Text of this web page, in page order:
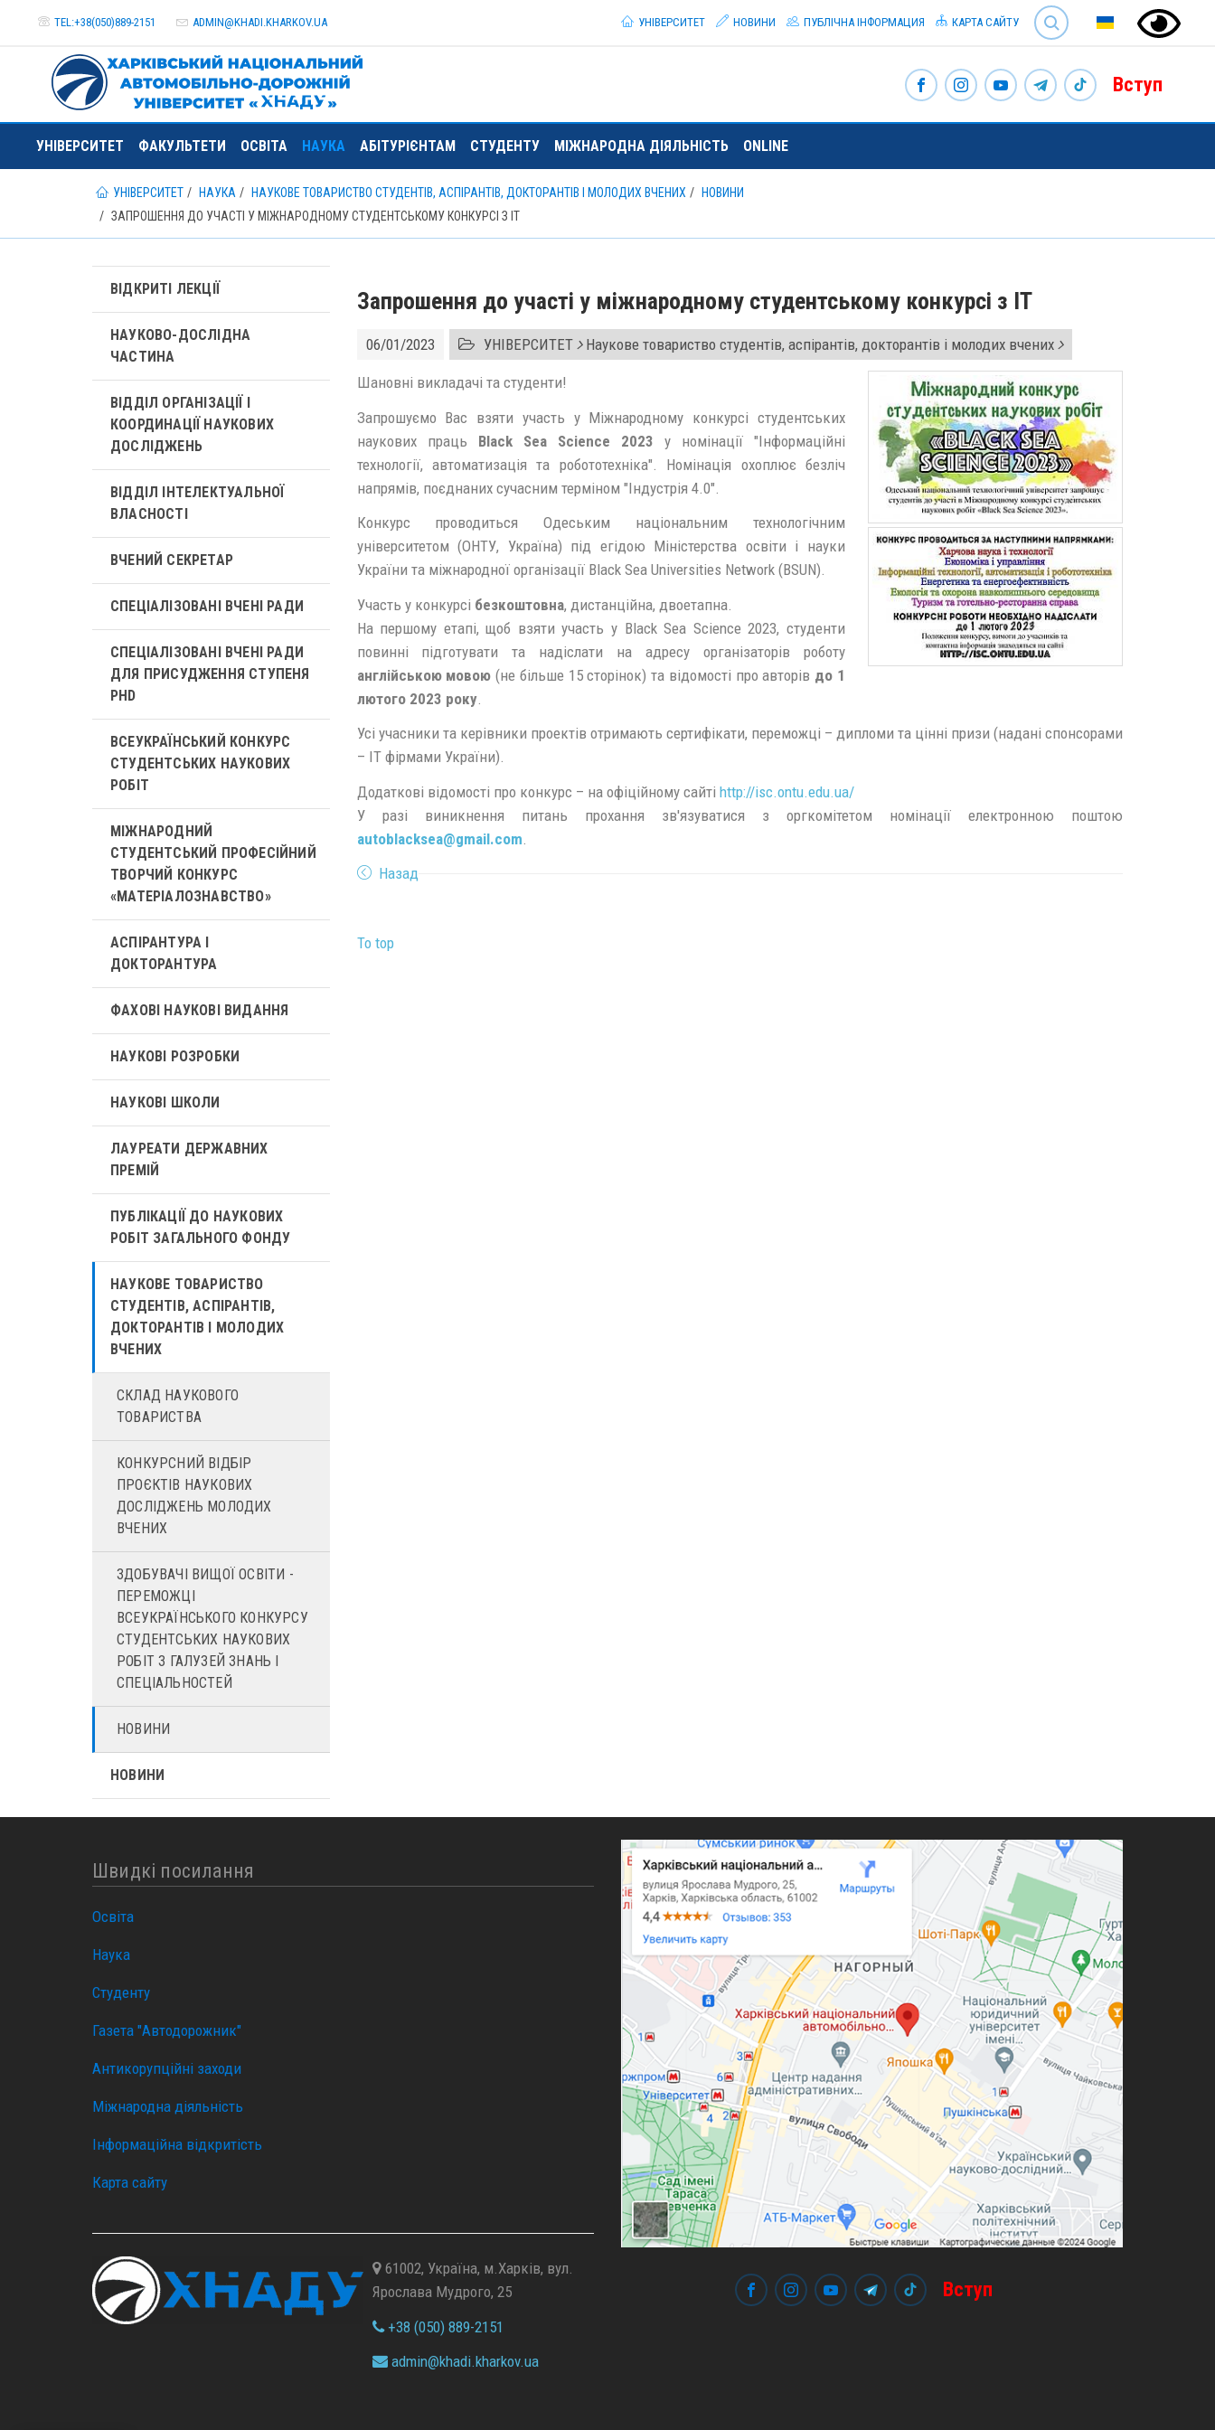
TEL:+38(050)889-2151 ADMIN@KHADI.KHARKOV.UA
SEARCH
УНІВЕРСИТЕТ
НОВИНИ ПУБЛІЧНА ІНФОРМАЦИЯ КАРТА САЙТУ
Вступ
УНІВЕРСИТЕТ ФАКУЛЬТЕТИ ОСВІТА НАУКА АБІТУРІЄНТАМ СТУДЕНТУ МІЖНАРОДНА ДІЯЛЬНІСТЬ ONLINE
УНІВЕРСИТЕТ НАУКА НАУКОВЕ ТОВАРИСТВО СТУДЕНТІВ, АСПІРАНТІВ, ДОКТОРАНТІВ І МОЛОДИХ ВЧЕНИХ
НОВИНИ
ЗАПРОШЕННЯ ДО УЧАСТІ У МІЖНАРОДНОМУ СТУДЕНТСЬКОМУ КОНКУРСІ З IT
Запрошення до участі у міжнародному студентському конкурсі з IT
06/01/2023 УНІВЕРСИТЕТ Наукове товариство студентів, аспірантів, докторантів і молодих вчених
Шановні викладачі та студенти!
Запрошуємо Вас взяти участь у Міжнародному конкурсі студентських
наукових праць Black Sea Science 2023 у номінації "Інформаційні
технології, автоматизація та робототехніка". Номінація охоплює безліч
напрямів, поєднаних сучасним терміном "Індустрія 4.0".
Конкурс проводиться Одеським національним технологічним
університетом (ОНТУ, Україна) під егідою Міністерства освіти і науки
України та міжнародної організації Black Sea Universities Network (ВSUN).
Участь у конкурсі безкоштовна, дистанційна, двоетапна.
На першому етапі, щоб взяти участь у Black Sea Science 2023, студенти
повинні підготувати та надіслати на адресу організаторів роботу
англійською мовою (не більше 15 сторінок) та відомості про авторів до 1
лютого 2023 року.
Усі учасники та керівники проектів отримають сертифікати, переможці – дипломи та цінні призи (надані спонсорами
– IT фірмами України).
Додаткові відомості про конкурс – на офіційному сайті http://isc.ontu.edu.ua/
У разі виникнення питань прохання зв'язуватися з оргкомітетом номінації електронною поштою
autoblacksea@gmail.com
Назад
To top
ВІДКРИТІ ЛЕКЦІЇ
НАУКОВО-ДОСЛІДНА
ЧАСТИНА
ВІДДІЛ ОРГАНІЗАЦІЇ І
КООРДИНАЦІЇ НАУКОВИХ
ДОСЛІДЖЕНЬ
ВІДДІЛ ІНТЕЛЕКТУАЛЬНОЇ
ВЛАСНОСТІ
ВЧЕНИЙ СЕКРЕТАР
СПЕЦІАЛІЗОВАНІ ВЧЕНІ РАДИ
СПЕЦІАЛІЗОВАНІ ВЧЕНІ РАДИ
ДЛЯ ПРИСУДЖЕННЯ СТУПЕНЯ
PHD
ВСЕУКРАЇНСЬКИЙ КОНКУРС
СТУДЕНТСЬКИХ НАУКОВИХ
РОБІТ
МІЖНАРОДНИЙ
СТУДЕНТСЬКИЙ ПРОФЕСІЙНИЙ
ТВОРЧИЙ КОНКУРС
«МАТЕРІАЛОЗНАВСТВО»
АСПІРАНТУРА І
ДОКТОРАНТУРА
ФАХОВІ НАУКОВІ ВИДАННЯ
НАУКОВІ РОЗРОБКИ
НАУКОВІ ШКОЛИ
ЛАУРЕАТИ ДЕРЖАВНИХ
ПРЕМІЙ
ПУБЛІКАЦІЇ ДО НАУКОВИХ
РОБІТ ЗАГАЛЬНОГО ФОНДУ
НАУКОВЕ ТОВАРИСТВО
СТУДЕНТІВ, АСПІРАНТІВ,
ДОКТОРАНТІВ І МОЛОДИХ
ВЧЕНИХ
СКЛАД НАУКОВОГО
ТОВАРИСТВА
КОНКУРСНИЙ ВІДБІР
ПРОЄКТІВ НАУКОВИХ
ДОСЛІДЖЕНЬ МОЛОДИХ
ВЧЕНИХ
ЗДОБУВАЧІ ВИЩОЇ ОСВІТИ -
ПЕРЕМОЖЦІ
ВСЕУКРАЇНСЬКОГО КОНКУРСУ
СТУДЕНТСЬКИХ НАУКОВИХ
РОБІТ З ГАЛУЗЕЙ ЗНАНЬ І
СПЕЦІАЛЬНОСТЕЙ
НОВИНИ
НОВИНИ
Швидкі посилання
Освіта
Наука
Студенту
Газета "Автодорожник"
Антикорупційні заходи
Міжнародна діяльність
Інформаційна відкритість
Карта сайту
61002, Україна, м.Харків, вул.
Ярослава Мудрого, 25
+38 (050) 889-2151
admin@khadi.kharkov.ua
Вступ